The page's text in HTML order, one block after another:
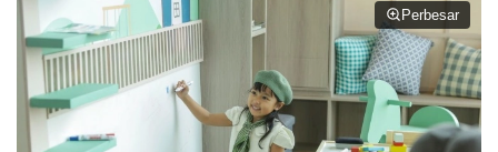
Perbesar